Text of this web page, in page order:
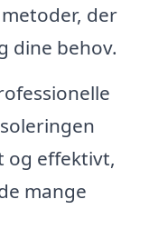
der
dine behov.
og effektivt,
mange